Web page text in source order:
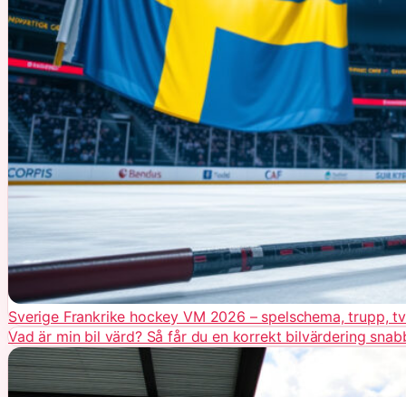
Sverige Frankrike hockey VM 2026 – spelschema, trupp, tv
Vad är min bil värd? Så får du en korrekt bilvärdering